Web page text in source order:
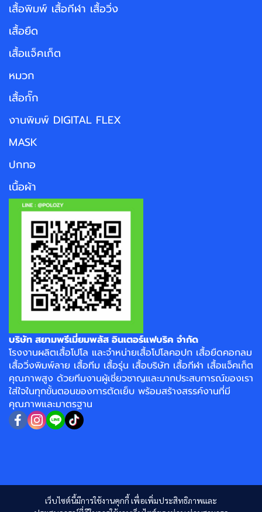
เว็บไซต์นี้มีการใช้งานคุกกี้ เพื่อเพิ่มประสิทธิภาพและ
เสื้อพิมพ์ เสื้อกีฬา เสื้อวิ่ง
เสื้อยืด
เสื้อแจ็คเก็ต
หมวก
เสื้อกั๊ก
งานพิมพ์ DIGITAL FLEX
MASK
ปกทอ
เนื้อผ้า
บริษัท สยามพรีเมี่ยมพลัส อินเตอร์แฟบริค จำกัด
โรงงานผลิตเสื้อโปโล และจำหน่ายเสื้อโปโลคอปก เสื้อยืดคอกลม
เสื้อวิ่งพิมพ์ลาย เสื้อทีม เสื้อรุ่น เสื้อบริษัท เสื้อกีฬา เสื้อแจ็คเก็ต
คุณภาพสูง ด้วยทีมงานผู้เชี่ยวชาญและมากประสบการณ์ของเรา
ใส่ใจในทุกขั้นตอนของการตัดเย็บ พร้อมสร้างสรรค์งานที่มี
คุณภาพและมาตรฐาน